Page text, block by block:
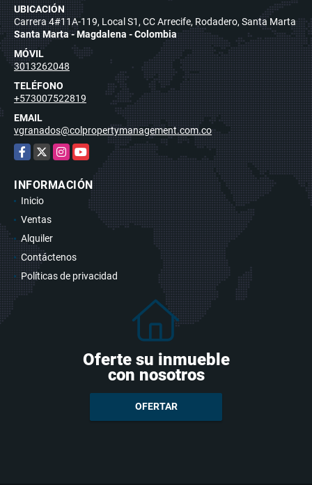
UBICACIÓN
Carrera 4#11A-119, Local S1, CC Arrecife, Rodadero, Santa Marta
Santa Marta - Magdalena - Colombia
MÓVIL
3013262048
TELÉFONO
+573007522819
EMAIL
vgranados@colpropertymanagement.com.co
Facebook
X Instagram
YouTube
INFORMACIÓN
Inicio
Ventas
Alquiler
Contáctenos
Políticas de privacidad
Oferte su inmueble
con nosotros
OFERTAR